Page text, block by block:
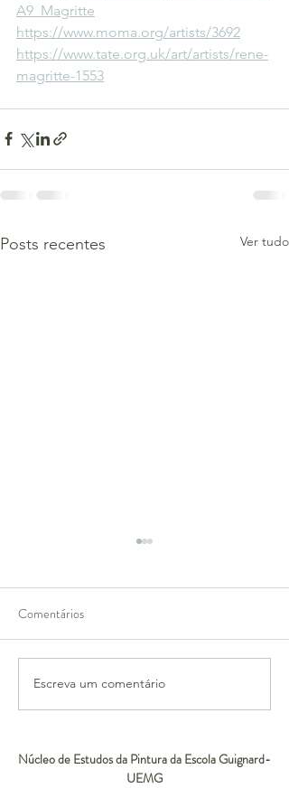
A9_Magritte
https://www.moma.org/artists/3692
https://www.tate.org.uk/art/artists/rene-
magritte-1553
Posts recentes Ver tudo
Zaha Hadid
Comentários
Escreva um comentário
Núcleo de Estudos da Pintura da Escola Guignard-
UEMG